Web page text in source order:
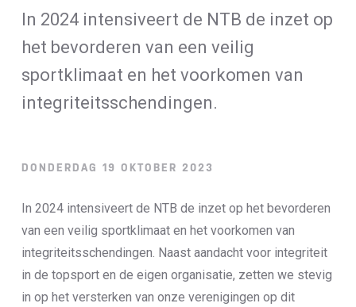
In 2024 intensiveert de NTB de inzet op
het bevorderen van een veilig
sportklimaat en het voorkomen van
integriteitsschendingen.
DONDERDAG 19 OKTOBER 2023
In 2024 intensiveert de NTB de inzet op het bevorderen
van een veilig sportklimaat en het voorkomen van
integriteitsschendingen. Naast aandacht voor integriteit
in de topsport en de eigen organisatie, zetten we stevig
in op het versterken van onze verenigingen op dit